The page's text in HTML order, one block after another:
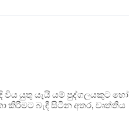
යුතු යැයි යම් පුද්ගලයකුට හෝ
කිරීමට බැඳී සිටින අතර, වෘත්තීය